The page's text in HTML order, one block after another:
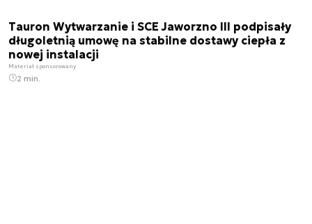
Tauron Wytwarzanie i SCE Jaworzno III podpisały
długoletnią umowę na stabilne dostawy ciepła z
nowej instalacji
Materiał sponsorowany
2 min.